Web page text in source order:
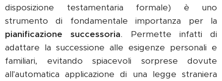
disposizione testamentaria formale) è uno
strumento di fondamentale importanza per la
pianificazione successoria. Permette infatti di
adattare la successione alle esigenze personali e
familiari, evitando spiacevoli sorprese dovute
all'automatica applicazione di una legge straniera